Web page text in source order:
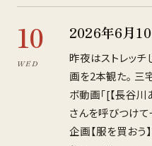
10
WED
2026年6月
昨夜はストレッ
画を2本観た。
ボ動画「[【長谷
さんを呼びつけ
企画【服を買おう